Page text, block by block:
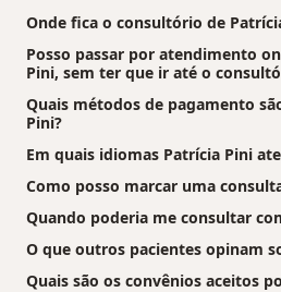
Onde fica o consultório de
Posso passar por atendimento
Pini, sem ter que ir até o
Quais métodos de pagamento
Pini?
Em quais idiomas Patrícia Pini
Como posso marcar uma
Quando poderia me consultar
O que outros pacientes opinam
Quais são os convênios aceitos